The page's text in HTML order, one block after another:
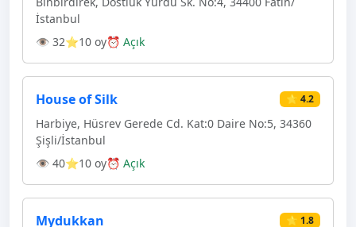
İstanbul
👁 32⭐10 oy⏰ Açık
House of Silk ⭐ 4.2
Harbiye, Hüsrev Gerede Cd. Kat:0 Daire No:5, 34360
Şişli/İstanbul
👁 40⭐10 oy⏰ Açık
Mydukkan ⭐ 1.8